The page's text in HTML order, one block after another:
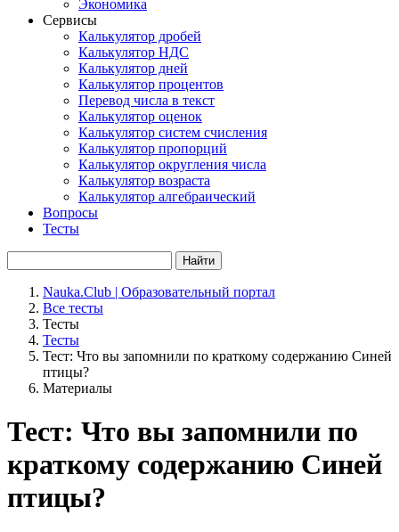
Экономика
Сервисы
Калькулятор дробей
Калькулятор НДС
Калькулятор дней
Калькулятор процентов
Перевод числа в текст
Калькулятор оценок
Калькулятор систем счисления
Калькулятор пропорций
Калькулятор округления числа
Калькулятор возраста
Калькулятор алгебраический
Вопросы
Тесты
Найти
Nauka.Club | Образовательный портал
Все тесты
Тесты
Тесты
Тест: Что вы запомнили по краткому содержанию Синей
птицы?
Материалы
Тест: Что вы запомнили по
краткому содержанию Синей
птицы?